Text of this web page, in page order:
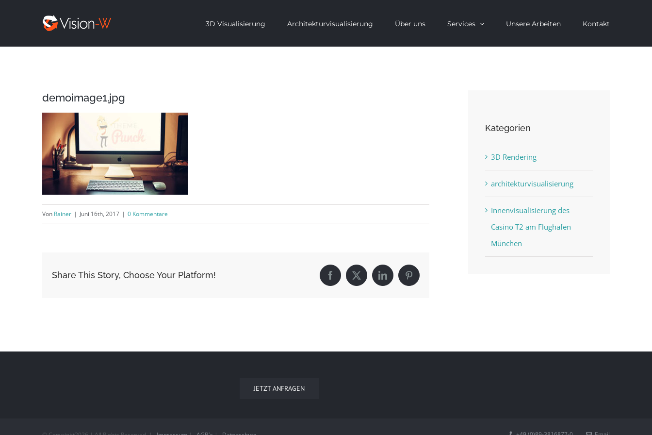
3D Visualisierung Architekturvisualisierung Über uns Services Unsere Arbeiten Kontakt
demoimage1.jpg
Von Rainer | Juni 16th, 2017 | 0 Kommentare
Share This Story, Choose Your Platform! Facebook
X LinkedInPinterest
Kategorien
3D Rendering
architekturvisualisierung
Innenvisualisierung des
Casino T2 am Flughafen
München
JETZT ANFRAGEN